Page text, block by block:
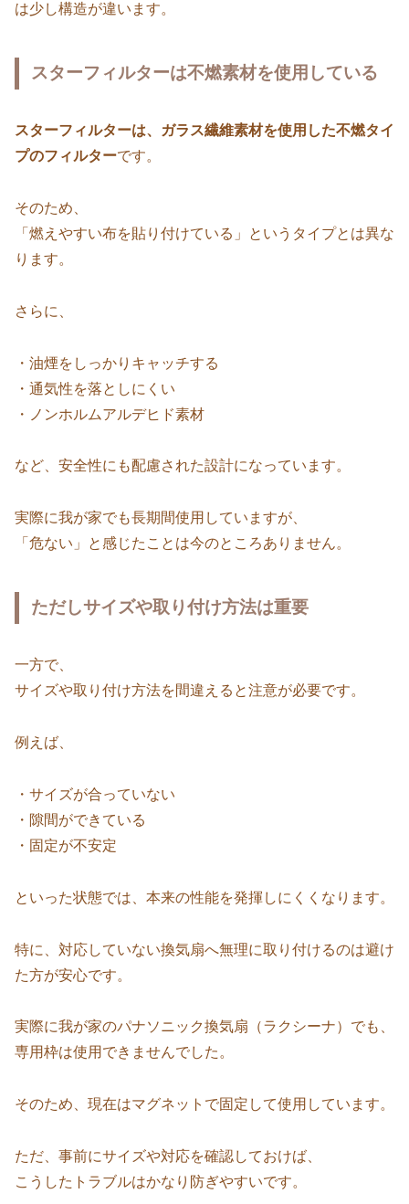
は少し構造が違います。
スターフィルターは不燃素材を使用している
スターフィルターは、ガラス繊維素材を使用した不燃タイ
プのフィルターです。
そのため、
「燃えやすい布を貼り付けている」というタイプとは異な
ります。
さらに、
・油煙をしっかりキャッチする
・通気性を落としにくい
・ノンホルムアルデヒド素材
など、安全性にも配慮された設計になっています。
実際に我が家でも長期間使用していますが、
「危ない」と感じたことは今のところありません。
ただしサイズや取り付け方法は重要
一方で、
サイズや取り付け方法を間違えると注意が必要です。
例えば、
・サイズが合っていない
・隙間ができている
・固定が不安定
といった状態では、本来の性能を発揮しにくくなります。
特に、対応していない換気扇へ無理に取り付けるのは避け
た方が安心です。
実際に我が家のパナソニック換気扇（ラクシーナ）でも、
専用枠は使用できませんでした。
そのため、現在はマグネットで固定して使用しています。
ただ、事前にサイズや対応を確認しておけば、
こうしたトラブルはかなり防ぎやすいです。